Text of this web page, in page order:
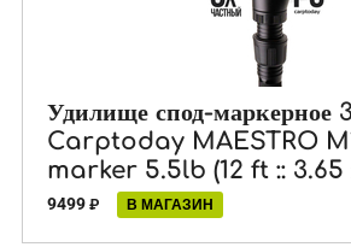
Удилище спод-маркерное
Carptoday MAESTRO
marker 5.5lb (12 ft ::
9499 ₽ В МАГАЗИН